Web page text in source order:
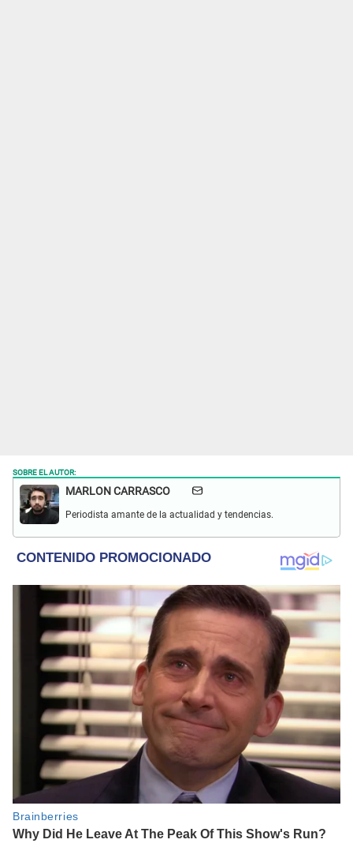
SOBRE EL AUTOR:
MARLON CARRASCO
Periodista amante de la actualidad y tendencias.